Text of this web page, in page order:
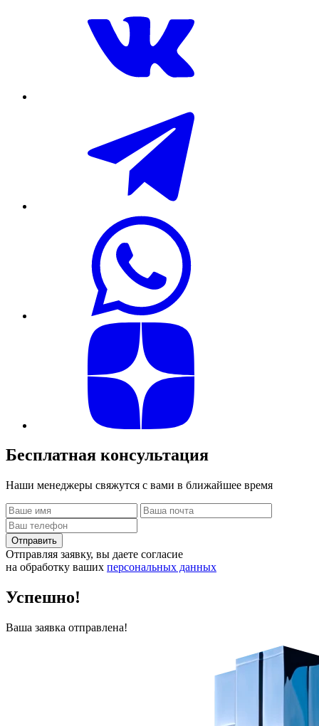
Бесплатная консультация
Наши менеджеры свяжутся с вами в ближайшее время
Отправить
Отправляя заявку, вы даете согласие
на обработку ваших персональных данных
Успешно!
Ваша заявка отправлена!